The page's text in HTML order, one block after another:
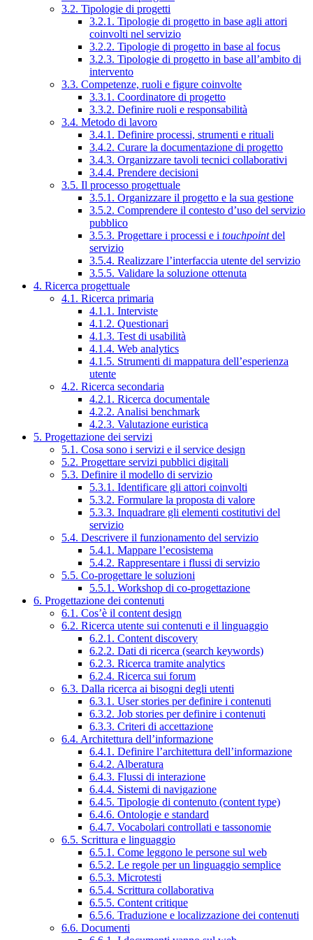
3.2. Tipologie di progetti
3.2.1. Tipologie di progetto in base agli attori
coinvolti nel servizio
3.2.2. Tipologie di progetto in base al focus
3.2.3. Tipologie di progetto in base all’ambito di
intervento
3.3. Competenze, ruoli e figure coinvolte
3.3.1. Coordinatore di progetto
3.3.2. Definire ruoli e responsabilità
3.4. Metodo di lavoro
3.4.1. Definire processi, strumenti e rituali
3.4.2. Curare la documentazione di progetto
3.4.3. Organizzare tavoli tecnici collaborativi
3.4.4. Prendere decisioni
3.5. Il processo progettuale
3.5.1. Organizzare il progetto e la sua gestione
3.5.2. Comprendere il contesto d’uso del servizio
pubblico
3.5.3. Progettare i processi e i touchpointdel
servizio
3.5.4. Realizzare l’interfaccia utente del servizio
3.5.5. Validare la soluzione ottenuta
4. Ricerca progettuale
4.1. Ricerca primaria
4.1.1. Interviste
4.1.2. Questionari
4.1.3. Test di usabilità
4.1.4. Web analytics
4.1.5. Strumenti di mappatura dell’esperienza
utente
4.2. Ricerca secondaria
4.2.1. Ricerca documentale
4.2.2. Analisi benchmark
4.2.3. Valutazione euristica
5. Progettazione dei servizi
5.1. Cosa sono i servizi e il service design
5.2. Progettare servizi pubblici digitali
5.3. Definire il modello di servizio
5.3.1. Identificare gli attori coinvolti
5.3.2. Formulare la proposta di valore
5.3.3. Inquadrare gli elementi costitutivi del
servizio
5.4. Descrivere il funzionamento del servizio
5.4.1. Mappare l’ecosistema
5.4.2. Rappresentare i flussi di servizio
5.5. Co-progettare le soluzioni
5.5.1. Workshop di co-progettazione
6. Progettazione dei contenuti
6.1. Cos’è il content design
6.2. Ricerca utente sui contenuti e il linguaggio
6.2.1. Content discovery
6.2.2. Dati di ricerca (search keywords)
6.2.3. Ricerca tramite analytics
6.2.4. Ricerca sui forum
6.3. Dalla ricerca ai bisogni degli utenti
6.3.1. User stories per definire i contenuti
6.3.2. Job stories per definire i contenuti
6.3.3. Criteri di accettazione
6.4. Architettura dell’informazione
6.4.1. Definire l’architettura dell’informazione
6.4.2. Alberatura
6.4.3. Flussi di interazione
6.4.4. Sistemi di navigazione
6.4.5. Tipologie di contenuto (content type)
6.4.6. Ontologie e standard
6.4.7. Vocabolari controllati e tassonomie
6.5. Scrittura e linguaggio
6.5.1. Come leggono le persone sul web
6.5.2. Le regole per un linguaggio semplice
6.5.3. Microtesti
6.5.4. Scrittura collaborativa
6.5.5. Content critique
6.5.6. Traduzione e localizzazione dei contenuti
6.6. Documenti